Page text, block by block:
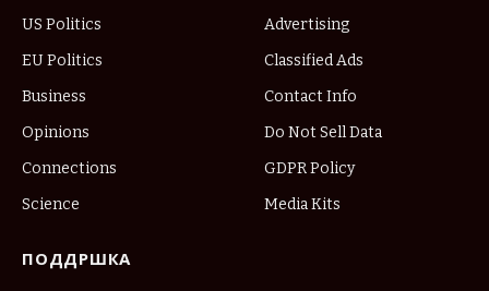
US Politics
EU Politics
Business
Opinions
Connections
Science
Advertising
Classified Ads
Contact Info
Do Not Sell Data
GDPR Policy
Media Kits
ПОДДРШКА